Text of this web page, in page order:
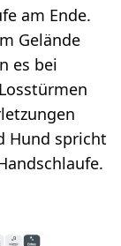
am Ende.
Gelände
es bei
Hund spricht